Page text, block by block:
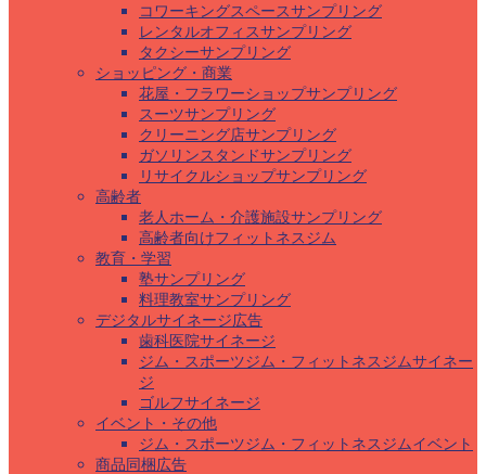
コワーキングスペースサンプリング
レンタルオフィスサンプリング
タクシーサンプリング
ショッピング・商業
花屋・フラワーショップサンプリング
スーツサンプリング
クリーニング店サンプリング
ガソリンスタンドサンプリング
リサイクルショップサンプリング
高齢者
老人ホーム・介護施設サンプリング
高齢者向けフィットネスジム
教育・学習
塾サンプリング
料理教室サンプリング
デジタルサイネージ広告
歯科医院サイネージ
ジム・スポーツジム・フィットネスジムサイネー
ジ
ゴルフサイネージ
イベント・その他
ジム・スポーツジム・フィットネスジムイベント
商品同梱広告